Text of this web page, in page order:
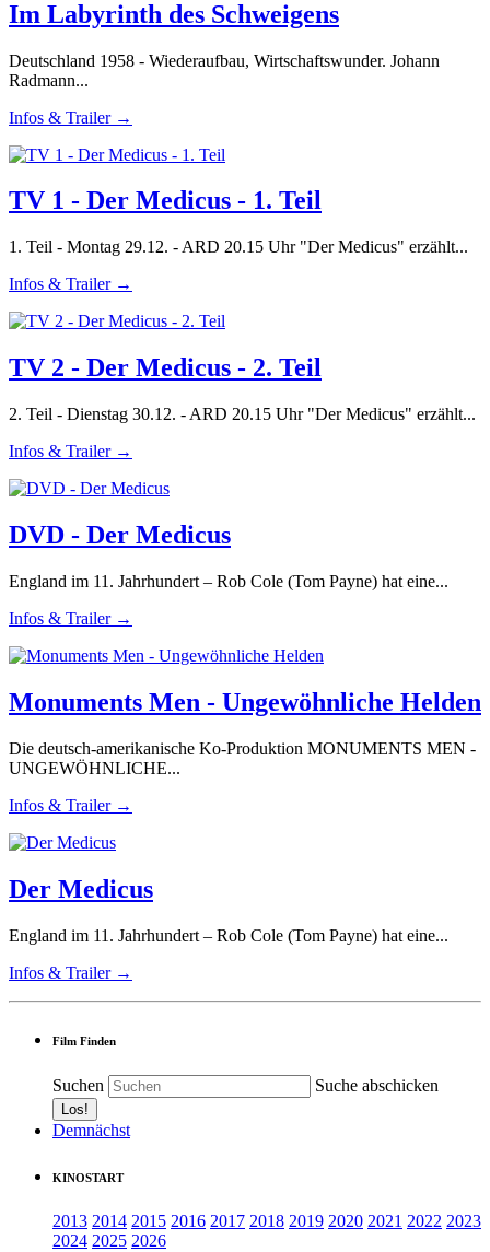
Im Labyrinth des Schweigens
Deutschland 1958 - Wiederaufbau, Wirtschaftswunder. Johann
Radmann...
Infos & Trailer →
TV 1 - Der Medicus - 1. Teil
1. Teil - Montag 29.12. - ARD 20.15 Uhr "Der Medicus" erzählt...
Infos & Trailer →
TV 2 - Der Medicus - 2. Teil
2. Teil - Dienstag 30.12. - ARD 20.15 Uhr "Der Medicus" erzählt...
Infos & Trailer →
DVD - Der Medicus
England im 11. Jahrhundert – Rob Cole (Tom Payne) hat eine...
Infos & Trailer →
Monuments Men - Ungewöhnliche Helden
Die deutsch-amerikanische Ko-Produktion MONUMENTS MEN -
UNGEWÖHNLICHE...
Infos & Trailer →
Der Medicus
England im 11. Jahrhundert – Rob Cole (Tom Payne) hat eine...
Infos & Trailer →
Film Finden
Suchen Suche abschicken
Demnächst
KINOSTART
2013 2014 2015 2016 2017 2018 2019 2020 2021 2022 2023
2024 2025 2026